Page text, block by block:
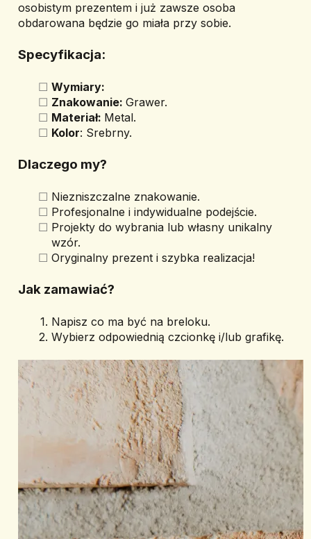
osobistym prezentem i już zawsze osoba
obdarowana będzie go miała przy sobie.
Specyfikacja:
Wymiary:
Znakowanie: Grawer.
Materiał: Metal.
Kolor: Srebrny.
Dlaczego my?
Niezniszczalne znakowanie.
Profesjonalne i indywidualne podejście.
Projekty do wybrania lub własny unikalny
wzór.
Oryginalny prezent i szybka realizacja!
Jak zamawiać?
Napisz co ma być na breloku.
Wybierz odpowiednią czcionkę i/lub grafikę.